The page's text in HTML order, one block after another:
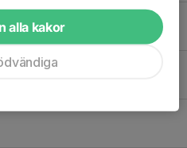
alla kakor